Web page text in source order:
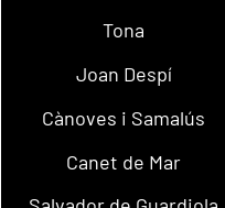
Tona
Joan Despí
Cànoves i Samalús
Canet de Mar